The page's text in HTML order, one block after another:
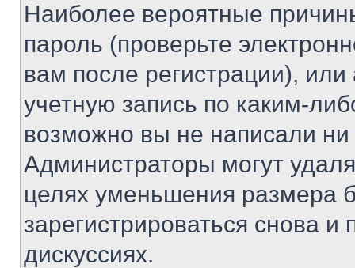
Наиболее вероятные
пароль (проверьте
вам после регистрации),
учетную запись по каким-
возможно вы не написали
Администраторы могут
целях уменьшения размера
зарегистрироваться снова и
дискуссиях.